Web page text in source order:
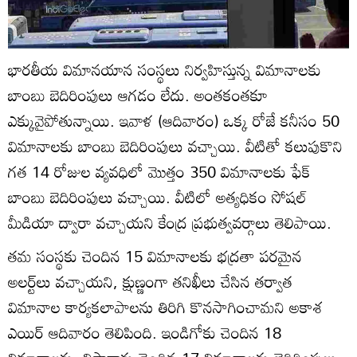
భారతీయ విమానయాన సంస్థలు నిర్వహిస్తున్న విమానాలకు
బాంబు బెదిరింపులు ఆగడం లేదు. అంతకంతకూ
ఎక్కువైపోతున్నాయి. ఇవాళ (ఆదివారం) ఒక్క రోజే కనీసం 50
విమానాలకు బాంబు బెదిరింపులు వచ్చాయి. వీటితో కలుపుకొని
గత 14 రోజుల వ్యవధిలో మొత్తం 350 విమానాలకు ఫేక్
బాంబు బెదిరింపులు వచ్చాయి. వీటిలో అత్యధికం సోషల్
మీడియా ద్వారా వచ్చాయని కేంద్ర ప్రభుత్వవర్గాలు తెలిపాయి.
తమ సంస్థకు చెందిన 15 విమానాలకు భద్రతా పరమైన
అలర్ట్‌లు వచ్చాయని, క్షుణ్ణంగా తనిఖీలు చేసిన తర్వాత
విమానాల కార్యకలాపాలను తిరిగి కొనసాగించామని అకాశ
ఎయిర్ ఆదివారం తెలిపింది. ఇండిగోకు చెందిన 18